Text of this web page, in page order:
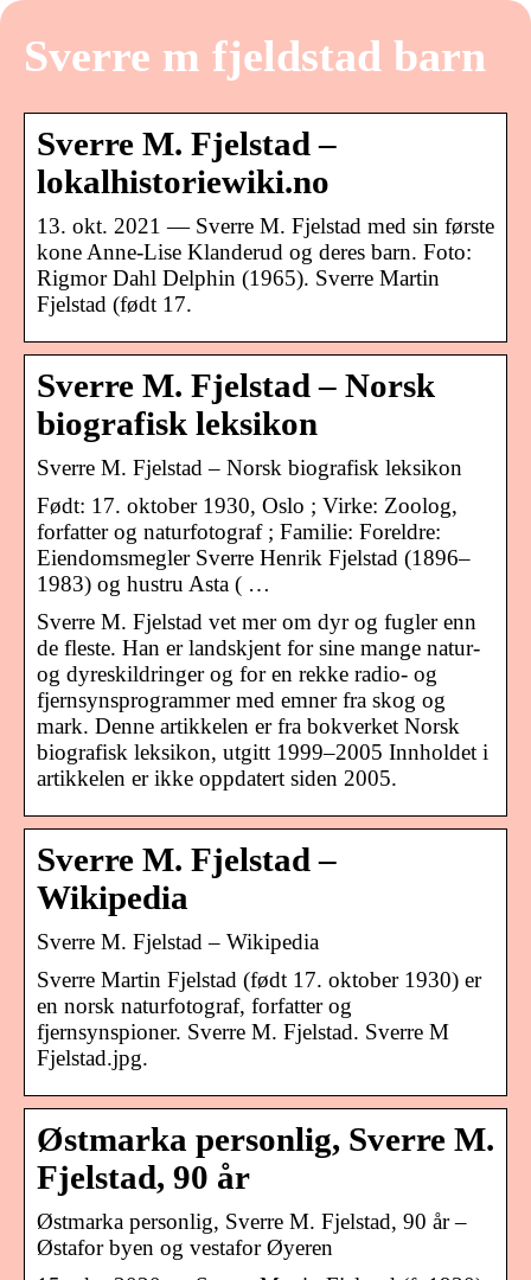
Sverre m fjeldstad barn
Sverre M. Fjelstad –
lokalhistoriewiki.no
13. okt. 2021 — Sverre M. Fjelstad med sin første
kone Anne-Lise Klanderud og deres barn. Foto:
Rigmor Dahl Delphin (1965). Sverre Martin
Fjelstad (født 17.
Sverre M. Fjelstad – Norsk
biografisk leksikon
Sverre M. Fjelstad – Norsk biografisk leksikon
Født: 17. oktober 1930, Oslo ; Virke: Zoolog,
forfatter og naturfotograf ; Familie: Foreldre:
Eiendomsmegler Sverre Henrik Fjelstad (1896–
1983) og hustru Asta ( …
Sverre M. Fjelstad vet mer om dyr og fugler enn
de fleste. Han er landskjent for sine mange natur-
og dyreskildringer og for en rekke radio- og
fjernsynsprogrammer med emner fra skog og
mark. Denne artikkelen er fra bokverket Norsk
biografisk leksikon, utgitt 1999–2005 Innholdet i
artikkelen er ikke oppdatert siden 2005.
Sverre M. Fjelstad –
Wikipedia
Sverre M. Fjelstad – Wikipedia
Sverre Martin Fjelstad (født 17. oktober 1930) er
en norsk naturfotograf, forfatter og
fjernsynspioner. Sverre M. Fjelstad. Sverre M
Fjelstad.jpg.
Østmarka personlig, Sverre M.
Fjelstad, 90 år
Østmarka personlig, Sverre M. Fjelstad, 90 år –
Østafor byen og vestafor Øyeren